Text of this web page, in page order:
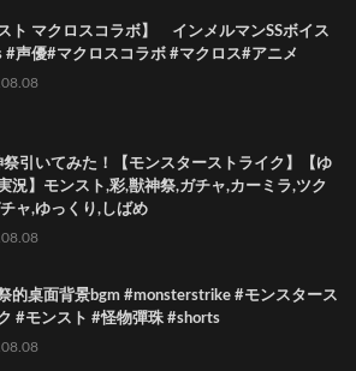
スト マクロスコラボ】 インメルマンSSボイス
#声優#マクロスコラボ #マクロス#アニメ
祭引いてみた！【モンスターストライク】【ゆ
況】モンスト,彩,獣神祭,ガチャ,カーミラ,ツク
ャ,ゆっくり,しばめ
的桌面背景bgm #monsterstrike #モンスタース
#モンスト #怪物彈珠 #shorts